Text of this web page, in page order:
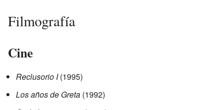
Filmografía
Cine
Reclusorio I(1995)
Los años de Greta (1992)